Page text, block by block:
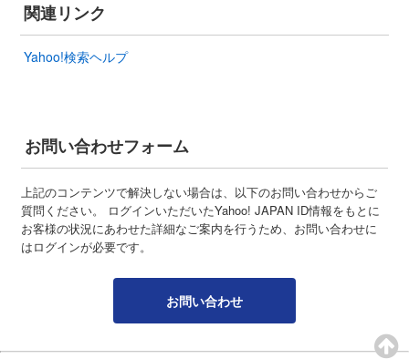
関連リンク
Yahoo!検索ヘルプ
お問い合わせフォーム
上記のコンテンツで解決しない場合は、以下のお問い合わせからご
質問ください。 ログインいただいたYahoo! JAPAN ID情報をもとに
お客様の状況にあわせた詳細なご案内を行うため、お問い合わせに
はログインが必要です。
お問い合わせ